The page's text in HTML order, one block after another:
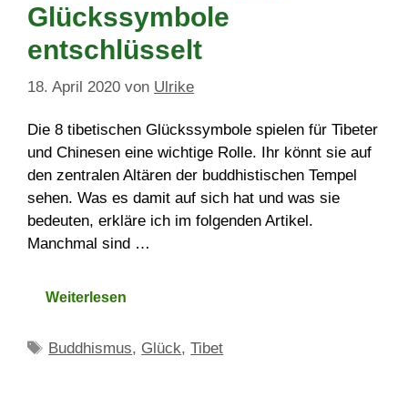
Glückssymbole
entschlüsselt
18. April 2020 von Ulrike
Die 8 tibetischen Glückssymbole spielen für Tibeter
und Chinesen eine wichtige Rolle. Ihr könnt sie auf
den zentralen Altären der buddhistischen Tempel
sehen. Was es damit auf sich hat und was sie
bedeuten, erkläre ich im folgenden Artikel.
Manchmal sind …
Weiterlesen
Schlagwörter
Buddhismus, Glück,Tibet